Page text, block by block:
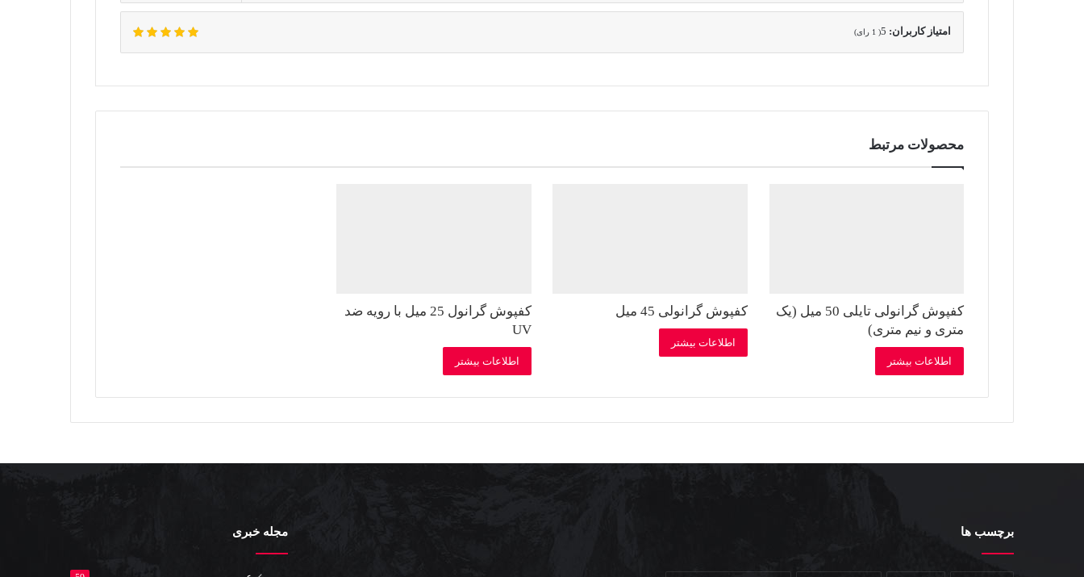
امتیاز کاربران: 5
(
1 رای)
محصولات مرتبط
کفپوش گرانولی تایلی 50 میل (یک
متری و نیم متری)
اطلاعات بیشتر
کفپوش گرانولی 45 میل
اطلاعات بیشتر
کفپوش گرانول 25 میل با رویه ضد
UV
اطلاعات بیشتر
برچسب ها مجله خبری